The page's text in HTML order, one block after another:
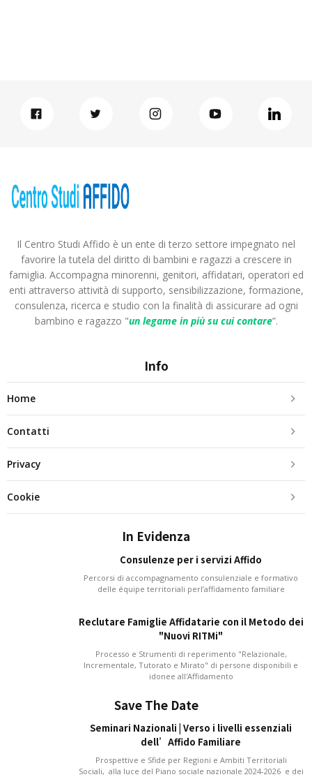
Il Centro Studi Affido è un ente di terzo settore impegnato nel
favorire la tutela del diritto di bambini e ragazzi a crescere in
famiglia. Accompagna minorenni, genitori, affidatari, operatori ed
enti attraverso attività di supporto, sensibilizzazione, formazione,
consulenza, ricerca e studio con la finalità di assicurare ad ogni
bambino e ragazzo "un legame in più su cui contare”.
Info
Home
Contatti
Privacy
Cookie
In Evidenza
Consulenze per i servizi Affido
Percorsi di accompagnamento consulenziale e formativo
delle équipe territoriali perl’affidamento familiare
Reclutare Famiglie Affidatarie con il Metodo dei
"Nuovi RITMi"
Processo e Strumenti di reperimento "Relazionale,
Incrementale, Tutorato e Mirato" di persone disponibili e
idonee all'Affidamento
Save The Date
Seminari Nazionali | Verso i livelli essenziali
dell’Affido Familiare
Prospettive e Sfide per Regioni e Ambiti Territoriali
Sociali, alla luce del Piano sociale nazionale 2024-2026 e dei